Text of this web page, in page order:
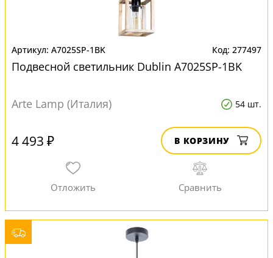
A7025SP-1BK 277497
Подвесной светильник Dublin A7025SP-1BK
Arte Lamp (Италия) 54 шт.
4 493 ₽ В КОРЗИНУ